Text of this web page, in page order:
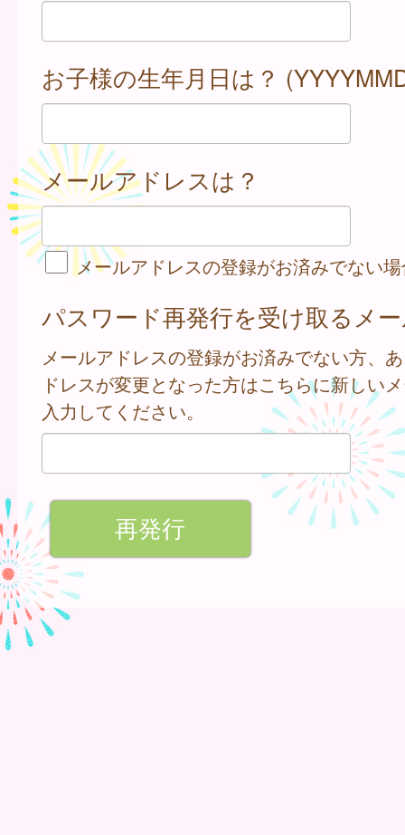
お子様の生年月日は？
メールアドレスは？
メールアドレスの登録がお済みでない
パスワード再発行を受け取るメ
メールアドレスの登録がお済みでない方、
ドレスが変更となった方はこちらに新しい
入力してください。